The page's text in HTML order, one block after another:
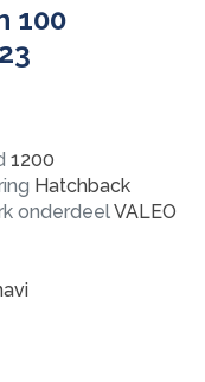
100
1200
Hatchback
onderdeelVALEO